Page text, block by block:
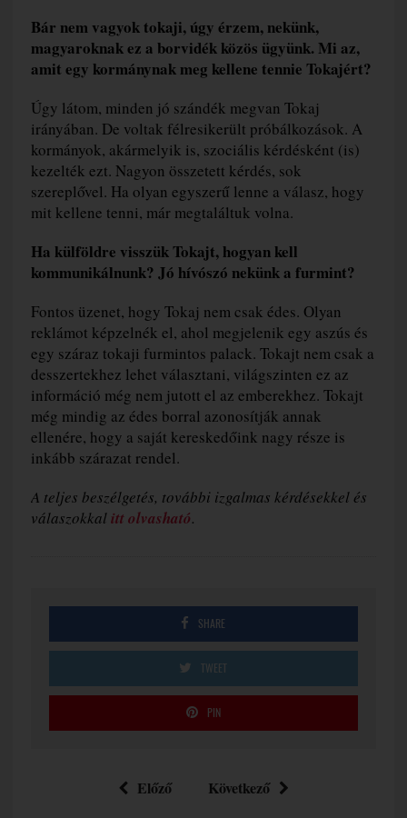
Bár nem vagyok tokaji, úgy érzem, nekünk,
magyaroknak ez a borvidék közös ügyünk. Mi az,
amit egy kormánynak meg kellene tennie Tokajért?
Úgy látom, minden jó szándék megvan Tokaj
irányában. De voltak félresikerült próbálkozások. A
kormányok, akármelyik is, szociális kérdésként (is)
kezelték ezt. Nagyon összetett kérdés, sok
szereplővel. Ha olyan egyszerű lenne a válasz, hogy
mit kellene tenni, már megtaláltuk volna.
Ha külföldre visszük Tokajt, hogyan kell
kommunikálnunk? Jó hívószó nekünk a furmint?
Fontos üzenet, hogy Tokaj nem csak édes. Olyan
reklámot képzelnék el, ahol megjelenik egy aszús és
egy száraz tokaji furmintos palack. Tokajt nem csak a
desszertekhez lehet választani, világszinten ez az
információ még nem jutott el az emberekhez. Tokajt
még mindig az édes borral azonosítják annak
ellenére, hogy a saját kereskedőink nagy része is
inkább szárazat rendel.
A teljes beszélgetés, további izgalmas kérdésekkel és
válaszokkalitt olvasható.
SHARE
TWEET
PIN
Előző Következő